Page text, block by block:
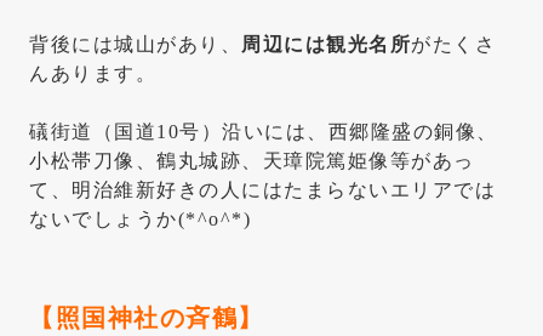
背後には城山があり、 周辺には観光名所がたくさ
んあります。
礒街道（国道10号）沿いには、西郷隆盛の銅像、
小松帯刀像、鶴丸城跡、天璋院篤姫像等があっ
て、明治維新好きの人にはたまらないエリアでは
ないでしょうか(*^o^*)
【照国神社の斉鶴】